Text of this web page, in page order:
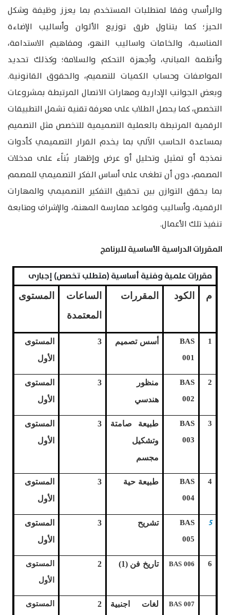
والرأسي وفقا لمتطلبات المستخدم بما يعزز وظيفة وشكل
الحيز؛ كما يتناول طرق توزيع الألوان وأساليب الإضاءة
المناسبة، والخامات واساليب النهو، ومفاهيم الاستدامة،
وأنظمة المباني، وأجهزة التحكم والسلامة؛ وكذلك تحديد
المواصفات وحساب الكميات للتصميم، والحقوق القانونية.
وبعض الجوانب الإدارية ومهارات الاتصال المرتبطة بمشروعات
التخصص، كما يحصل الطلاب على معرفة تقنية تشمل التطبيقات
الرقمية المرتبطة بالعملية التصميمية للتخصص مثل التصميم
بمساعدة الحاسب الآلي بما يخدم القرار التصميمي كأدوات
نمذجة أو تمثيل وتحليل أو عرض وإظهار بُناًء على مدخلات
المصمم، دون أن تطغى على أساس الفكر التصميمي للمصمم
بما يحقق التوازن بين تحقيق التفكير التصميمي والمهارات
الرقمية، وأساليب وقواعد ممارسة المهنة، والإشراف ومتابعة
تنفيذ تلك الأعمال.
المقررات الدراسية الأساسية للبرنامج
مقررات علمية وفنية أساسية (متطلب تخصص) إجبارى
م الكود المقررات
الساعات
المعتمدة
المستوى
1
BAS
001
أسس تصميم 3
المستوى
الأول
2
BAS
002
منظور
هندسي
3
المستوى
الأول
3
BAS
003
طبيعة صامتة
وتشكيل
مجسم
3
المستوى
الأول
4
BAS
004
طبيعة حية 3
المستوى
الأول
5
BAS
005
تشريح 3
المستوى
الأول
6
BAS 006 تاريخ فن (1) 2
المستوى
الأول
BAS 007
لغات اجنبية
2
المستوى